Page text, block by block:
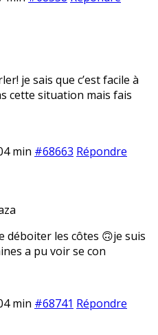
je sais que c’est facile à
cette situation mais fais
min #68663 Répondre
déboiter les côtes 🙃je suis
a pu voir se con
min #68741 Répondre